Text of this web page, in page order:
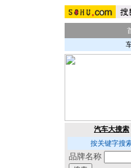
汽车大搜索
按关键字搜
品牌名称